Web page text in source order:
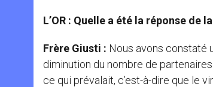
L’OR : Quelle a été la réponse de
Frère Giusti : Nous avons constaté
diminution du nombre de
ce qui prévalait, c’est-à-dire que le